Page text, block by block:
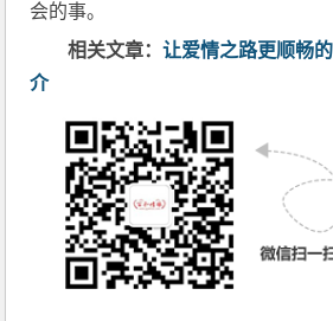
会的事。
相关文章：让爱情之路更顺畅
介